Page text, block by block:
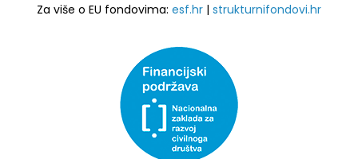
Za više o EU fondovima: esf.hr | strukturnifondovi.hr